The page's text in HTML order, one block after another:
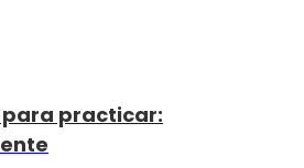
para practicar: